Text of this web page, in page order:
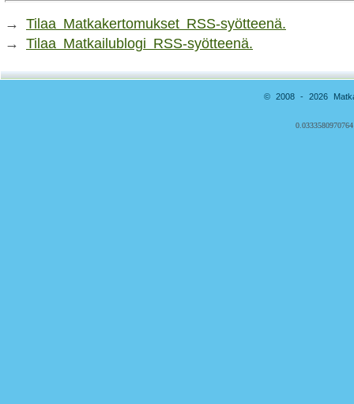
→ Tilaa Matkakertomukset RSS-syötteenä.
→ Tilaa Matkailublogi RSS-syötteenä.
© 2008 - 2026